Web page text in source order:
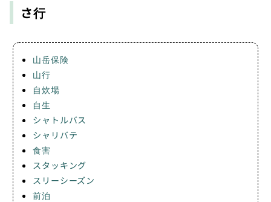
さ行
山岳保険
山行
自炊場
自生
シャトルバス
シャリバテ
食害
スタッキング
スリーシーズン
前泊